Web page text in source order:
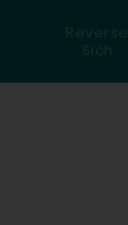
Reverse
Sich